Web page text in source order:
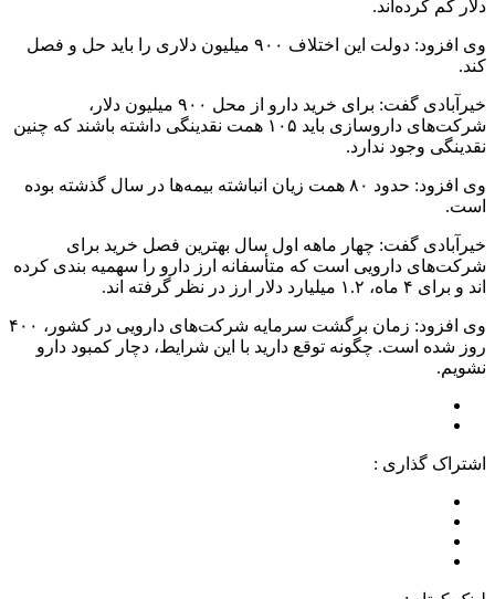
دلار کم کرده‌اند.
وی افزود: دولت این اختلاف ۹۰۰ میلیون دلاری را باید حل و فصل
کند.
خیرآبادی گفت: برای خرید دارو از محل ۹۰۰ میلیون دلار،
شرکت‌های داروسازی باید ۱۰۵ همت نقدینگی داشته باشند که چنین
نقدینگی وجود ندارد.
وی افزود: حدود ۸۰ همت زیان انباشته بیمه‌ها در سال گذشته بوده
است.
خیرآبادی گفت: چهار ماهه اول سال بهترین فصل خرید برای
شرکت‌های دارویی است که متأسفانه ارز دارو را سهمیه بندی کرده
اند و برای ۴ ماه، ۱.۲ میلیارد دلار ارز در نظر گرفته اند.
وی افزود: زمان برگشت سرمایه شرکت‌های دارویی در کشور، ۴۰۰
روز شده است. چگونه توقع دارید با این شرایط، دچار کمبود دارو
نشویم.
اشتراک گذاری :